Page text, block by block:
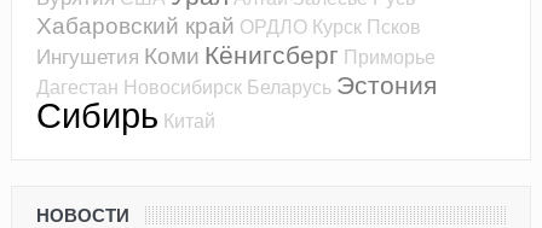
Хабаровский край ОРДЛО Курск Псков
Ингушетия Коми Кёнигсберг Приморье
Дагестан Новосибирск Беларусь Эстония
Сибирь Китай
НОВОСТИ